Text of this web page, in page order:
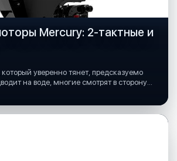
Mercury: 2-тактные и
уверенно тянет, предсказуемо
на воде, многие смотрят в сторону